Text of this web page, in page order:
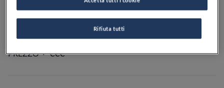
Via Gerolamo Sangervasio, 12/A25121BresciaBSItalia
PREZZO
Rifiuta tutti